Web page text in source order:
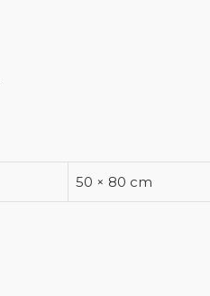
50 × 80 cm